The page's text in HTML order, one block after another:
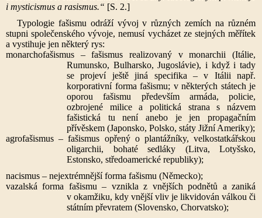
i mysticismus a rasismus.“ [S. 2.]
Typologie fašismu odráží vývoj v různých zemích na různém
stupni společenského vývoje, nemusí vycházet ze stejných měřítek
a vystihuje jen některý rys:
monarchofašismus – fašismus realizovaný v monarchii (Itálie,
Rumunsko, Bulharsko, Jugoslávie), i když i tady
se projeví ještě jiná specifika – v Itálii např.
korporativní forma fašismu; v některých státech je
oporou fašismu především armáda, policie,
ozbrojené milice a politická strana s názvem
fašistická tu není anebo je jen propagačním
přívěskem (Japonsko, Polsko, státy Jižní Ameriky);
agrofašismus – fašismus opřený o plantážníky, velkostatkářskou
oligarchii, bohaté sedláky (Litva, Lotyšsko,
Estonsko, středoamerické republiky);
nacismus – nejextrémnější forma fašismu (Německo);
vazalská forma fašismu – vznikla z vnějších podnětů a zaniká
v okamžiku, kdy vnější vliv je likvidován válkou či
státním převratem (Slovensko, Chorvatsko);